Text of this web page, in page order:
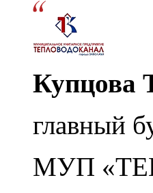
Купцова
главный
МУП